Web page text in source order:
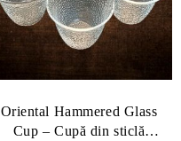
Oriental Hammered Glass
Cup – Cupă din sticlă